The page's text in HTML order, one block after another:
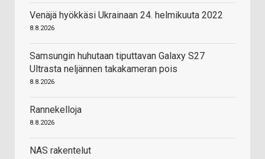
Venäjä hyökkäsi Ukrainaan 24. helmikuuta 2022
8.8.2026
Samsungin huhutaan tiputtavan Galaxy S27
Ultrasta neljännen takakameran pois
8.8.2026
Rannekelloja
8.8.2026
NAS rakentelut